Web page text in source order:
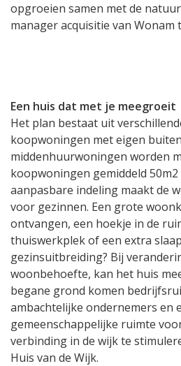
opgroeien samen met de
manager acquisitie van Wonam
Een huis dat met je meegroeit
Het plan bestaat uit
koopwoningen met eigen
middenhuurwoningen worden
koopwoningen gemiddeld
aanpasbare indeling maakt de
voor gezinnen. Een grote
ontvangen, een hoekje in de
thuiswerkplek of een extra
gezinsuitbreiding? Bij
woonbehoefte, kan het huis
begane grond komen
ambachtelijke ondernemers en
gemeenschappelijke ruimte
verbinding in de wijk te
Huis van de Wijk.